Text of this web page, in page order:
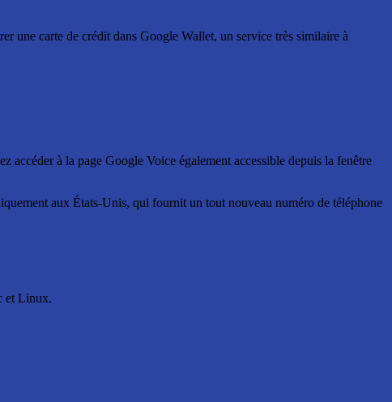
une carte de crédit dans Google Wallet, un service très similaire à
accéder à la page Google Voice également accessible depuis la fenêtre
aux États-Unis, qui fournit un tout nouveau numéro de téléphone
et Linux.